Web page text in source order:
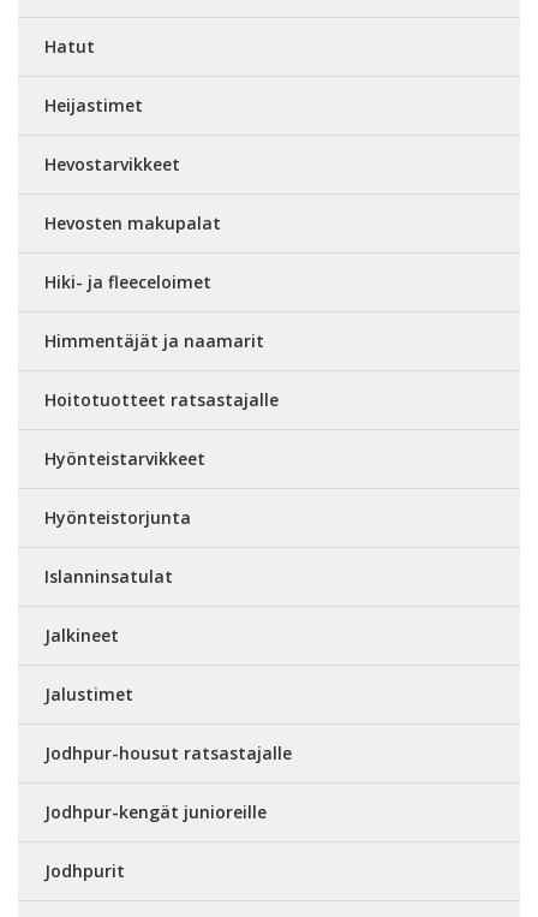
Hatut
Heijastimet
Hevostarvikkeet
Hevosten makupalat
Hiki- ja fleeceloimet
Himmentäjät ja naamarit
Hoitotuotteet ratsastajalle
Hyönteistarvikkeet
Hyönteistorjunta
Islanninsatulat
Jalkineet
Jalustimet
Jodhpur-housut ratsastajalle
Jodhpur-kengät junioreille
Jodhpurit